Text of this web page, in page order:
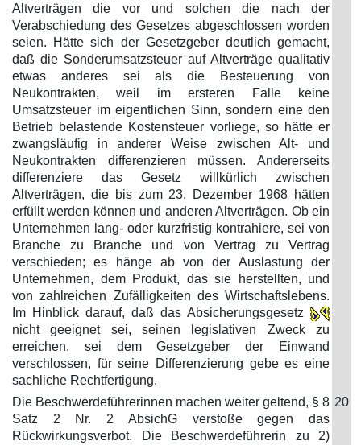
Altverträgen die vor und solchen die nach der
Verabschiedung des Gesetzes abgeschlossen worden
seien. Hätte sich der Gesetzgeber deutlich gemacht,
daß die Sonderumsatzsteuer auf Altverträge qualitativ
etwas anderes sei als die Besteuerung von
Neukontrakten, weil im ersteren Falle keine
Umsatzsteuer im eigentlichen Sinn, sondern eine den
Betrieb belastende Kostensteuer vorliege, so hätte er
zwangsläufig in anderer Weise zwischen Alt- und
Neukontrakten differenzieren müssen. Andererseits
differenziere das Gesetz willkürlich zwischen
Altverträgen, die bis zum 23. Dezember 1968 hätten
erfüllt werden können und anderen Altverträgen. Ob ein
Unternehmen lang- oder kurzfristig kontrahiere, sei von
Branche zu Branche und von Vertrag zu Vertrag
verschieden; es hänge ab von der Auslastung der
Unternehmen, dem Produkt, das sie herstellten, und
von zahlreichen Zufälligkeiten des Wirtschaftslebens.
Im Hinblick darauf, daß das Absicherungsgesetz
nicht geeignet sei, seinen legislativen Zweck zu
erreichen, sei dem Gesetzgeber der Einwand
verschlossen, für seine Differenzierung gebe es eine
sachliche Rechtfertigung.
Die Beschwerdeführerinnen machen weiter geltend, § 8
Satz 2 Nr. 2 AbsichG verstoße gegen das
Rückwirkungsverbot. Die Beschwerdeführerin zu 2)
20